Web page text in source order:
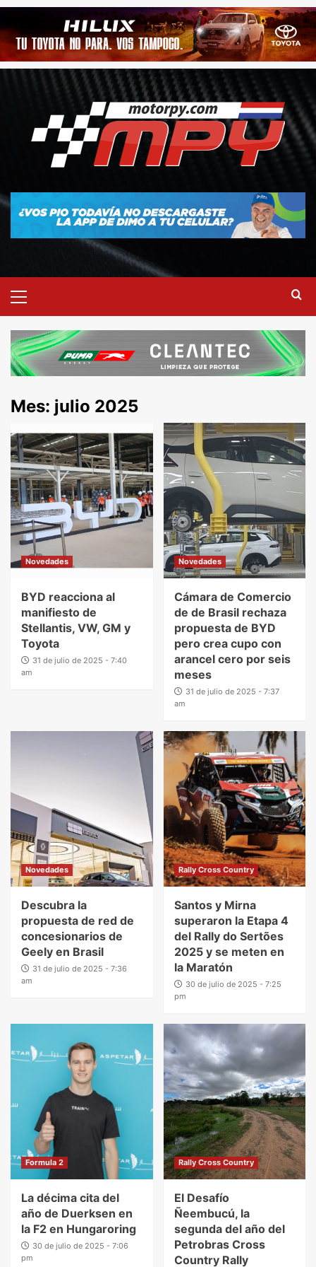
Mes: julio 2025
Novedades
BYD reacciona al
manifiesto de
Stellantis, VW, GM y
Toyota
31 de julio de 2025 - 7:40
am
Novedades
Cámara de Comercio
de de Brasil rechaza
propuesta de BYD
pero crea cupo con
arancel cero por seis
meses
31 de julio de 2025 - 7:37
am
Novedades
Descubra la
propuesta de red de
concesionarios de
Geely en Brasil
31 de julio de 2025 - 7:36
am
Rally Cross Country
Santos y Mirna
superaron la Etapa 4
del Rally do Sertões
2025 y se meten en
la Maratón
30 de julio de 2025 - 7:25
pm
Formula 2
La décima cita del
año de Duerksen en
la F2 en Hungaroring
30 de julio de 2025 - 7:06
pm
Rally Cross Country
El Desafío
Ñeembucú, la
segunda del año del
Petrobras Cross
Country Rally